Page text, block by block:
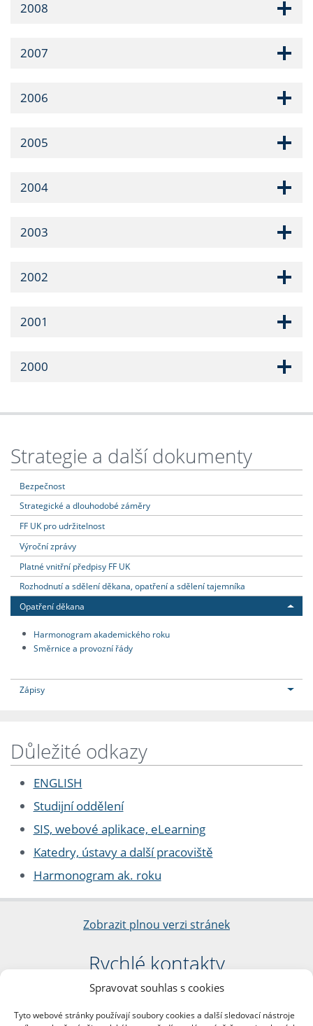
Spravovat souhlas s cookies
Tyto webové stránky používají soubory cookies a další sledovací nástroje
2008
2007
2006
2005
2004
2003
2002
2001
2000
Strategie a další dokumenty
Bezpečnost
Strategické a dlouhodobé záměry
FF UK pro udržitelnost
Výroční zprávy
Platné vnitřní předpisy FF UK
Rozhodnutí a sdělení děkana, opatření a sdělení tajemníka
Opatření děkana
Harmonogram akademického roku
Směrnice a provozní řády
Zápisy
Důležité odkazy
ENGLISH
Studijní oddělení
SIS, webové aplikace, eLearning
Katedry, ústavy a další pracoviště
Harmonogram ak. roku
Zobrazit plnou verzi stránek
Rychlé kontakty
Filozofická fakulta
nám. Jana Palacha 1/2